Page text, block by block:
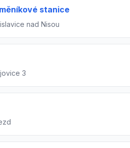
stanice
nad Nisou
3